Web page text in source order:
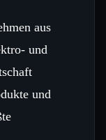
aus
und
und